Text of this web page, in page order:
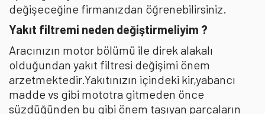
değişeceğine firmanızdan öğrenebilirsiniz.
Yakıt filtremi neden değiştirmeliyim ?
Aracınızın motor bölümü ile direk alakalı
olduğundan yakıt filtresi değişimi önem
arzetmektedir.Yakıtınızın içindeki kir,yabancı
madde vs gibi mototra gitmeden önce
süzdüğünden bu gibi önem taşıyan parçaların